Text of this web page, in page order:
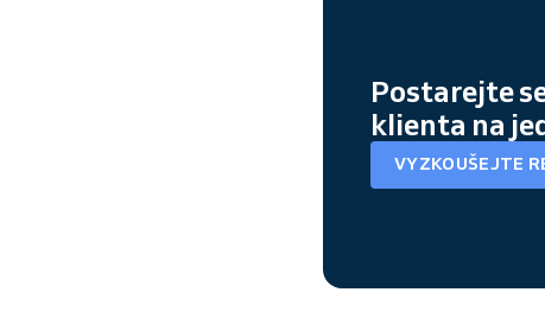
Postarejte
klienta na
VYZKOUŠEJTE